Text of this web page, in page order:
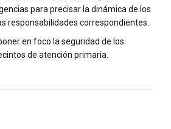
para precisar la dinámica de los
responsabilidades correspondientes.
en foco la seguridad de los
de atención primaria.